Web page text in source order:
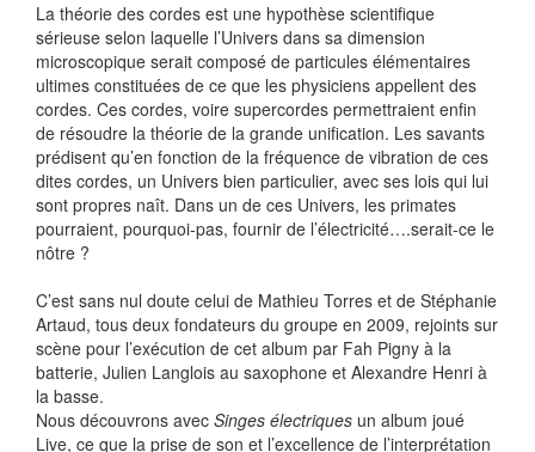
La théorie des cordes est une hypothèse scientifique
sérieuse selon laquelle l’Univers dans sa dimension
microscopique serait composé de particules élémentaires
ultimes constituées de ce que les physiciens appellent des
cordes. Ces cordes, voire supercordes permettraient enfin
de résoudre la théorie de la grande unification. Les savants
prédisent qu’en fonction de la fréquence de vibration de ces
dites cordes, un Univers bien particulier, avec ses lois qui lui
sont propres naît. Dans un de ces Univers, les primates
pourraient, pourquoi-pas, fournir de l’électricité….serait-ce le
nôtre ?
C’est sans nul doute celui de Mathieu Torres et de Stéphanie
Artaud, tous deux fondateurs du groupe en 2009, rejoints sur
scène pour l’exécution de cet album par Fah Pigny à la
batterie, Julien Langlois au saxophone et Alexandre Henri à
la basse.
Nous découvrons avec Singes électriques un album joué
Live, ce que la prise de son et l’excellence de l’interprétation